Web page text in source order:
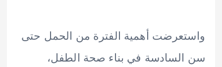
أهمية الفترة من الحمل حتى
في بناء صحة الطفل،